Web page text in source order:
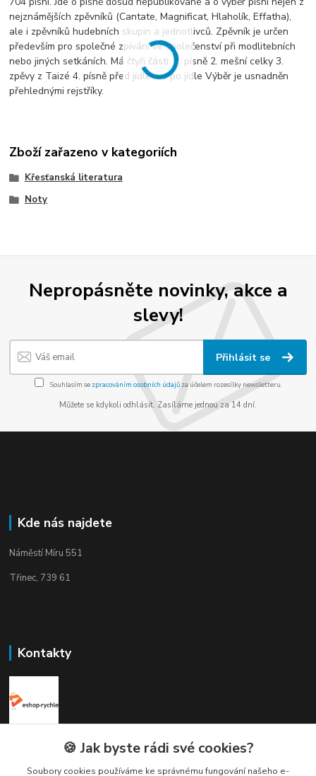
nejznámějších zpěvníků (Cantate, Magnificat, Hlaholík, Effatha),
ale i zpěvníků hudebních skupin a jednotlivců. Zpěvník je určen
především pro společné zpívání ve společenství při modlitebních
nebo jiných setkáních. Má čtyři části: 1. písně 2. mešní celky 3.
zpěvy z Taizé 4. písně před jídlem a po jídle Výběr je usnadněn
přehlednými rejstříky.
Zboží zařazeno v kategoriích
Křesťanská literatura
Noty
Nepropásněte novinky, akce a
slevy!
Přihlásit se
Souhlasím se zpracováním osobních údajůza účelem rozesílky newsletteru.
Můžete se kdykoli odhlásit. Zasíláme jednou za 14 dní.
Kde nás najdete
Náměstí Míru 551
Třinec, 739 61
Kontakty
🍪 Jak byste rádi své cookies?
Soubory cookies používáme ke správnému fungování našeho e-